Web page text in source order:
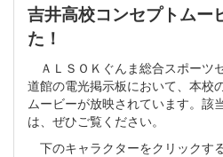
吉井高校コンセプトムー
た！
ＡＬＳＯＫぐんま総合スポーツ
道館の電光掲示板において、本校
ムービーが放映されています。該
は、ぜひご覧ください。
下のキャラクターをクリックす